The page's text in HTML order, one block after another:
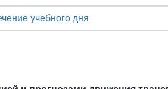
учебного дня